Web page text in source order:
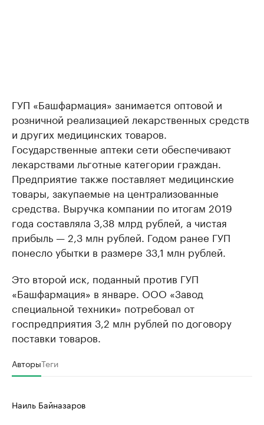
ГУП «Башфармация» занимается оптовой и
розничной реализацией лекарственных средств
и других медицинских товаров.
Государственные аптеки сети обеспечивают
лекарствами льготные категории граждан.
Предприятие также поставляет медицинские
товары, закупаемые на централизованные
средства. Выручка компании по итогам 2019
года составляла 3,38 млрд рублей, а чистая
прибыль — 2,3 млн рублей. Годом ранее ГУП
понесло убытки в размере 33,1 млн рублей.
Это второй иск, поданный против ГУП
«Башфармация» в январе. ООО «Завод
специальной техники» потребовал от
госпредприятия 3,2 млн рублей по договору
поставки товаров.
АвторыТеги
Наиль Байназаров